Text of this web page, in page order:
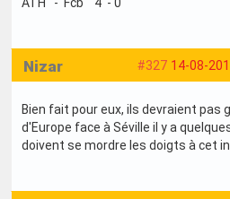
ATH - Fcb 4 - 0
#327 14-08-
Nizar
Bien fait pour eux, ils devraient pas
d'Europe face à Séville il y a
doivent se mordre les doigts à cet